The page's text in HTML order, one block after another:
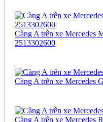
Càng A trên xe Mercedes
2513302600
Càng A trên xe Mercedes
Càng A trên xe Mercedes